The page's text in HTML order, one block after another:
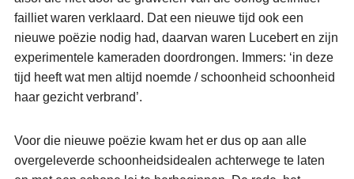
failliet waren verklaard. Dat een nieuwe tijd ook een
nieuwe poëzie nodig had, daarvan waren Lucebert en zijn
experimentele kameraden doordrongen. Immers: ‘in deze
tijd heeft wat men altijd noemde / schoonheid schoonheid
haar gezicht verbrand’.
Voor die nieuwe poëzie kwam het er dus op aan alle
overgeleverde schoonheidsidealen achterwege te laten